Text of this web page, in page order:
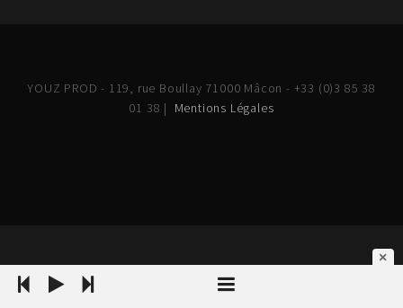
YOUZ PROD - 119, rue Boullay 71000 Mâcon - +33 (0)3 85 38
01 38 | Mentions Légales